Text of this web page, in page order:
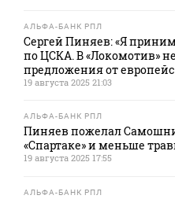
АЛЬФА-БАНК РПЛ
Сергей Пиняев: «Я
по ЦСКА. В «Локомотив»
предложения от
19 августа 2025 21:03
АЛЬФА-БАНК РПЛ
Пиняев пожелал
«Спартаке» и меньше
19 августа 2025 17:55
АЛЬФА-БАНК РПЛ